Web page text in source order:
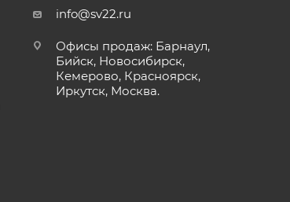
info@sv22.ru
Офисы продаж: Барнаул,
Бийск, Новосибирск,
Кемерово, Красноярск,
Иркутск, Москва.